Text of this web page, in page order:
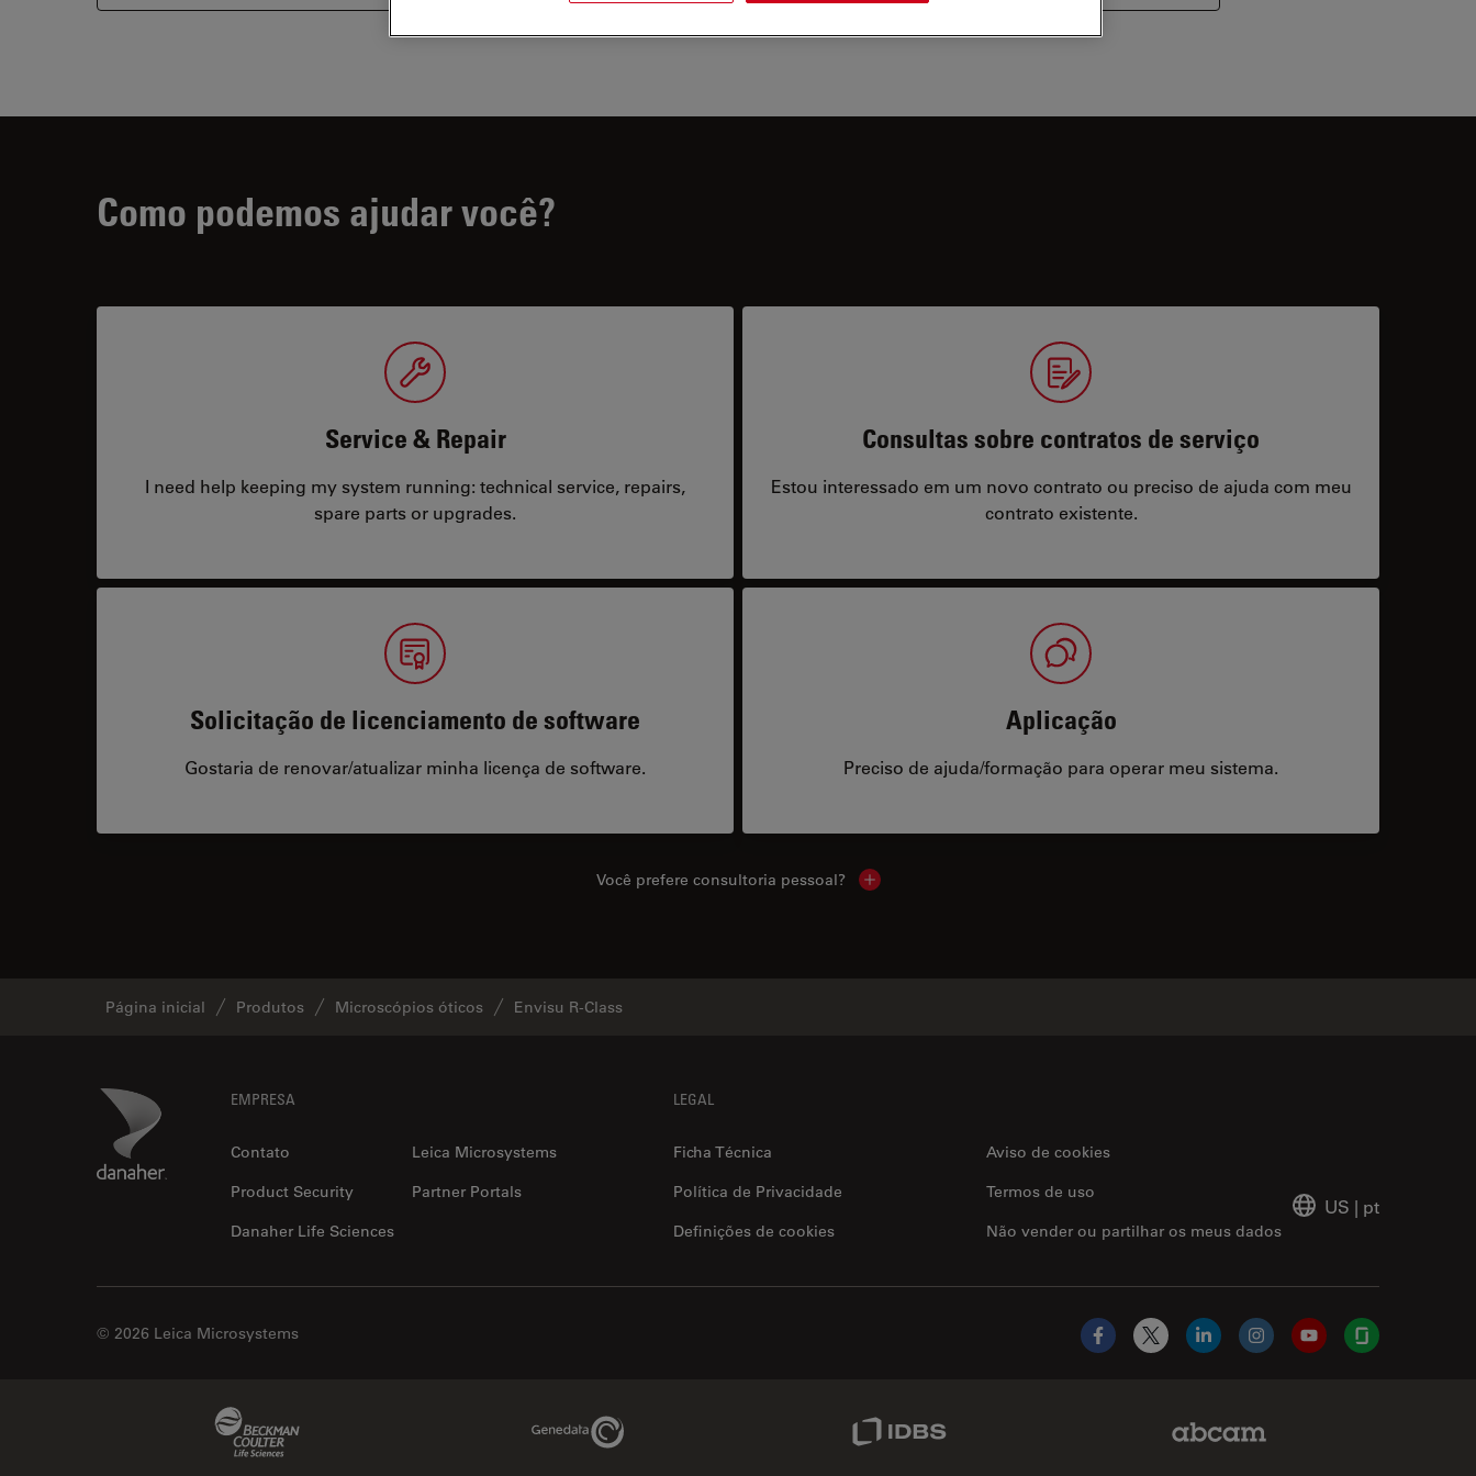
Como podemos ajudar você?
Service & Repair
I need help keeping my system running: technical service, repairs,
spare parts or upgrades.
Consultas sobre contratos de serviço
Estou interessado em um novo contrato ou preciso de ajuda com meu
contrato existente.
Solicitação de licenciamento de software
Gostaria de renovar/atualizar minha licença de software.
Aplicação
Preciso de ajuda/formação para operar meu sistema.
Você prefere consultoria pessoal? Show local contacts
Página inicial Produtos Microscópios óticos Envisu R-Class
Danaher Logo EMPRESA
Contato
Leica Microsystems
Product Security
Partner Portals
Danaher Life Sciences
LEGAL
Ficha Técnica
Aviso de cookies
Política de Privacidade
Não vender ou partilhar os meus dados
Termos de uso
Definições de cookies
US | pt
© 2026 Leica Microsystems
Facebook
X LinkedInInstagramYouTubeGlassdoor
Genedata Link